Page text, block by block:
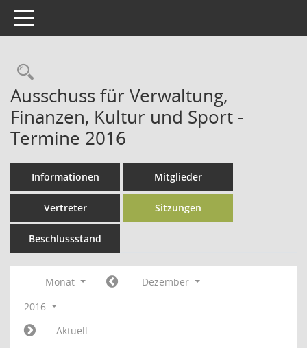
Toggle navigation
Rechercheauswahl
Ausschuss für Verwaltung,
Finanzen, Kultur und Sport -
Termine 2016
Informationen Mitglieder
Vertreter Sitzungen
Beschlussstand
Monat
Dezember
2016
Aktuell